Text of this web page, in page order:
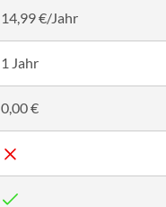
14,99 €/Jahr
1 Jahr
0,00 €